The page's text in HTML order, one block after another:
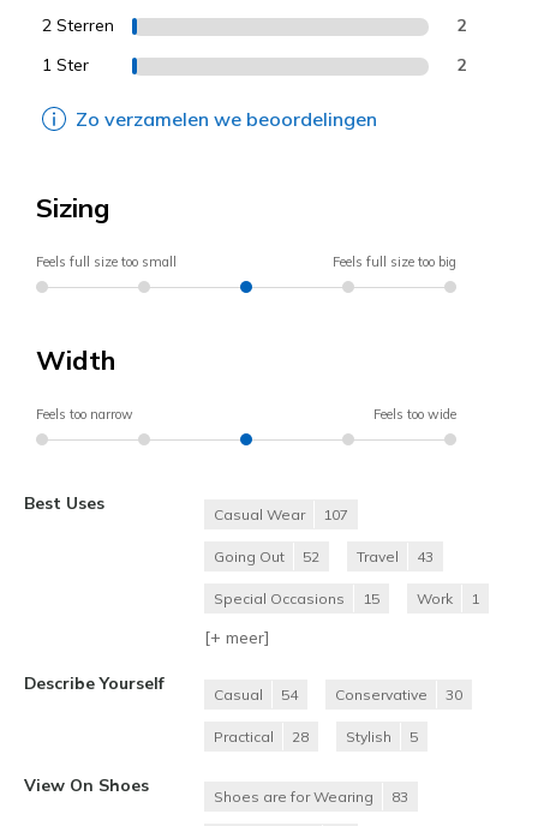
2 Sterren 2
1 Ster 2
Zo verzamelen we beoordelingen
Sizing
Feels full size too small Feels full size too big
Width
Feels too narrow Feels too wide
Best Uses
Casual Wear 107
Going Out 52 Travel 43
Special Occasions 15 Work 1
[+ meer]
Describe Yourself
Casual 54 Conservative 30
Practical 28 Stylish 5
View On Shoes
Shoes are for Wearing 83